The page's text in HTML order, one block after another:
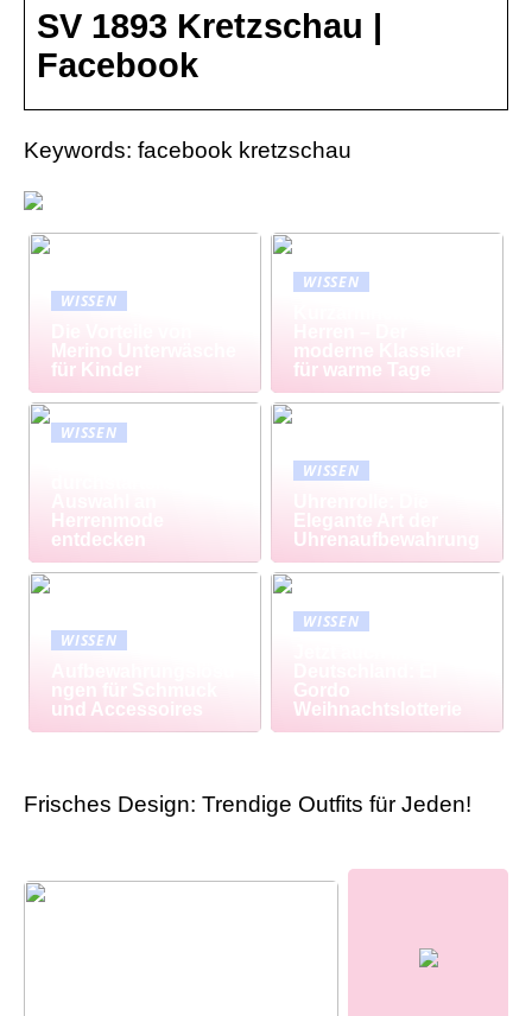
SV 1893 Kretzschau |
Facebook
Keywords: facebook kretzschau
WISSEN
Merino Unterwäsche
für Kinder
WISSEN
moderne Klassiker
für warme Tage
WISSEN
Herrenmode
entdecken
WISSEN
Elegante Art der
Uhrenaufbewahrung
WISSEN
ngen für Schmuck
und Accessoires
WISSEN
Gordo
Weihnachtslotterie
Frisches Design: Trendige Outfits für Jeden!